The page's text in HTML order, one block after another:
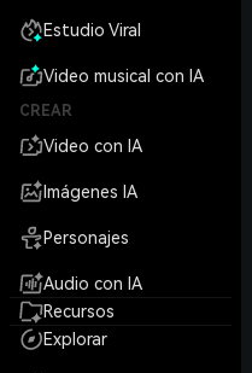
Estudio Viral
Video musical con IA
CREAR
Video con IA
Imágenes IA
Personajes
Audio con IA
Recursos
Explorar